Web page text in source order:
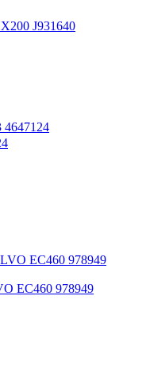
J931640
EC460 978949